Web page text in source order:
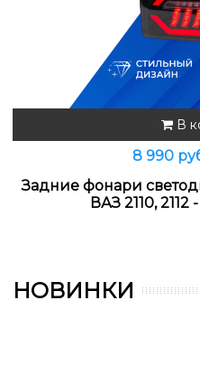
В
8 990
Задние фонари
ВАЗ 2110,
НОВИНКИ